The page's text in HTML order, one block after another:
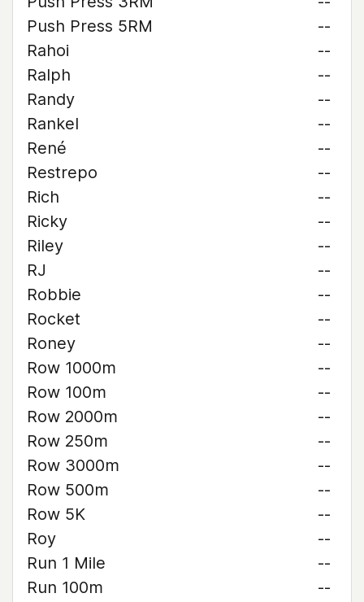
Push Press 5RM
--
Rahoi
--
Ralph
--
Randy
--
Rankel
--
René
--
Restrepo
--
Rich
--
Ricky
--
Riley
--
RJ
--
Robbie
--
Rocket
--
Roney
--
Row 1000m
--
Row 100m
--
Row 2000m
--
Row 250m
--
Row 3000m
--
Row 500m
--
Row 5K
--
Roy
--
Run 1 Mile
--
Run 100m
--